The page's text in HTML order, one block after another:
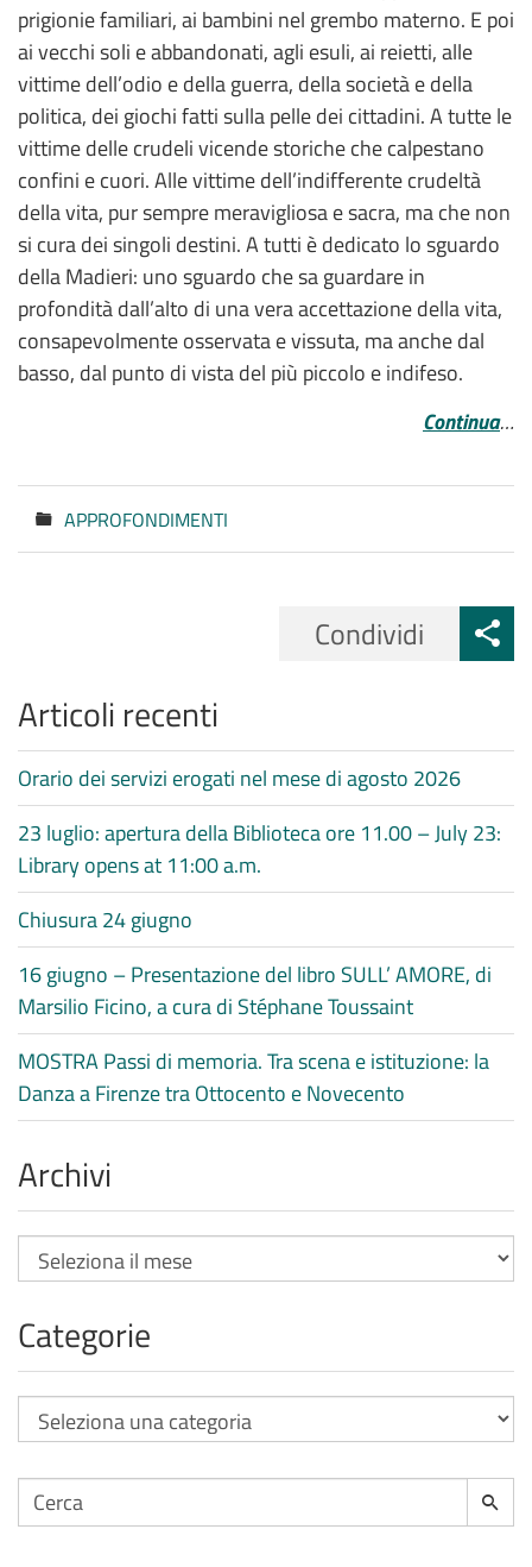
prigionie familiari, ai bambini nel grembo materno. E poi
ai vecchi soli e abbandonati, agli esuli, ai reietti, alle
vittime dell’odio e della guerra, della società e della
politica, dei giochi fatti sulla pelle dei cittadini. A tutte le
vittime delle crudeli vicende storiche che calpestano
confini e cuori. Alle vittime dell’indifferente crudeltà
della vita, pur sempre meravigliosa e sacra, ma che non
si cura dei singoli destini. A tutti è dedicato lo sguardo
della Madieri: uno sguardo che sa guardare in
profondità dall’alto di una vera accettazione della vita,
consapevolmente osservata e vissuta, ma anche dal
basso, dal punto di vista del più piccolo e indifeso.
Continua…
Categorie
APPROFONDIMENTI
Condividi
Articoli recenti
Orario dei servizi erogati nel mese di agosto 2026
23 luglio: apertura della Biblioteca ore 11.00 – July 23:
Library opens at 11:00 a.m.
Chiusura 24 giugno
16 giugno – Presentazione del libro SULL’ AMORE, di
Marsilio Ficino, a cura di Stéphane Toussaint
MOSTRA Passi di memoria. Tra scena e istituzione: la
Danza a Firenze tra Ottocento e Novecento
Archivi
Categorie
per:
Cerca